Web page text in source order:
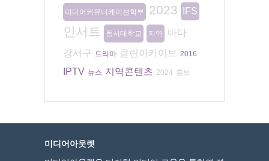
미디어커뮤니케이션학부 2023 IFS
인서트 동서대학교 지역
바다
강서구 드라마 클린아카이브 2016
IPTV 뉴스 지역콘텐츠 2024 홍보
미디어아웃렛